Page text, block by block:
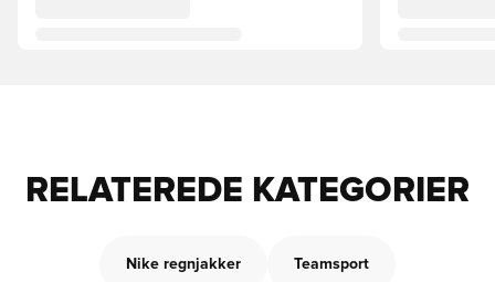
RELATEREDE KATEGORIER
Nike regnjakker Teamsport